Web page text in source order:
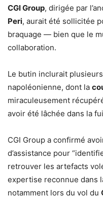
CGI Group, dirigée par
Peri, aurait été sollicitée
braquage — bien que le
collaboration.
Le butin inclurait
napoléonienne, dont la
miraculeusement
avoir été lâchée dans la
CGI Group a confirmé
d’assistance pour
retrouver les artefacts
expertise reconnue dans
notamment lors du vol du